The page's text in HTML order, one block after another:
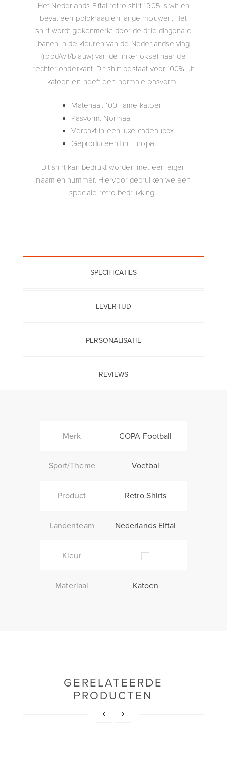
Het Nederlands Elftal retro shirt 1905 is wit en
bevat een polokraag en lange mouwen. Het
shirt wordt gekenmerkt door de drie diagonale
banen in de kleuren van de Nederlandse vlag
(rood/wit/blauw) van de linker oksel naar de
rechter onderkant. Dit shirt bestaat voor 100% uit
katoen en heeft een normale pasvorm.
Materiaal: 100 flame katoen
Pasvorm: Normaal
Verpakt in een luxe cadeaubox
Geproduceerd in Europa
Dit shirt kan bedrukt worden met een eigen
naam en nummer. Hiervoor gebruiken we een
speciale retro bedrukking.
SPECIFICATIES
LEVERTIJD
PERSONALISATIE
REVIEWS
Merk COPA Football
Sport/Theme Voetbal
Product Retro Shirts
Landenteam Nederlands Elftal
Kleur
Materiaal Katoen
GERELATEERDE
PRODUCTEN